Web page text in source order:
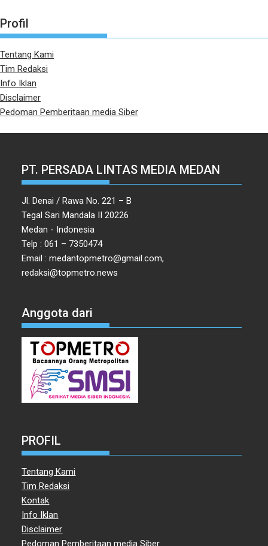
Profil
Tentang Kami
Tim Redaksi
Info Iklan
Disclaimer
Pedoman Pemberitaan media Siber
PT. PERSADA LINTAS MEDIA MEDAN
Jl. Denai / Rawa No. 221 – B
Tegal Sari Mandala II 20226
Medan - Indonesia
Telp : 061 – 7350474
Email : medantopmetro@gmail.com,
redaksi@topmetro.news
Anggota dari
PROFIL
Tentang Kami
Tim Redaksi
Kontak
Info Iklan
Disclaimer
Pedoman Pemberitaan media Siber